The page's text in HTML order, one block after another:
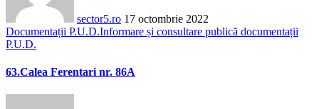
sector5.ro 17 octombrie 2022
Documentații P.U.D.Informare și consultare publică documentații
P.U.D.
63.Calea Ferentari nr. 86A